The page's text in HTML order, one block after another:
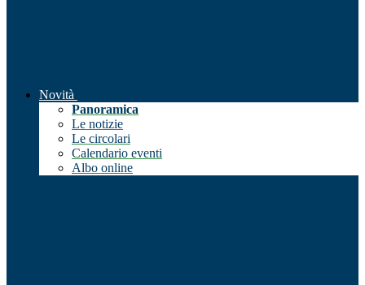
Novità
Panoramica
Le notizie
Le circolari
Calendario eventi
Albo online